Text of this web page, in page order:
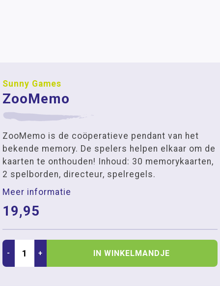
Sunny Games
ZooMemo
ZooMemo is de coöperatieve pendant van het
bekende memory. De spelers helpen elkaar om de
kaarten te onthouden! Inhoud: 30 memorykaarten,
2 spelborden, directeur, spelregels.
Meer informatie
19,95
- + IN WINKELMANDJE